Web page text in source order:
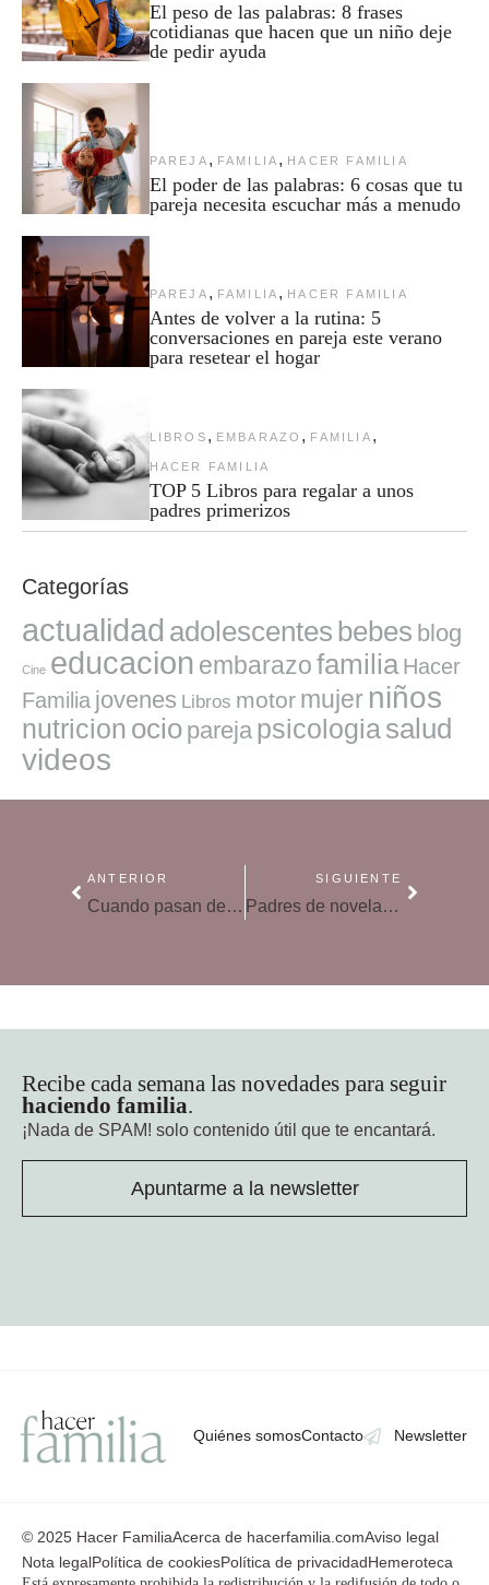
El peso de las palabras: 8 frases
cotidianas que hacen que un niño deje
de pedir ayuda
PAREJA , FAMILIA , HACER FAMILIA
El poder de las palabras: 6 cosas que tu
pareja necesita escuchar más a menudo
PAREJA , FAMILIA , HACER FAMILIA
Antes de volver a la rutina: 5
conversaciones en pareja este verano
para resetear el hogar
LIBROS , EMBARAZO , FAMILIA ,
HACER FAMILIA
TOP 5 Libros para regalar a unos
padres primerizos
Categorías
actualidad adolescentes bebes blog
Cine educacion embarazofamilia Hacer
Familia jovenes Libros motor mujer niños
nutricion ocio pareja psicologiasalud
videos
ANTERIOR
Cuando pasan de jugar a beber y fumar en el parque
SIGUIENTE
Padres de novela: los mejores papás en la literatura
Recibe cada semana las novedades para seguir
haciendo familia.
¡Nada de SPAM! solo contenido útil que te encantará.
Apuntarme a la newsletter
Quiénes somosContacto Newsletter
© 2025 Hacer FamiliaAcerca de hacerfamilia.comAviso legal
Nota legalPolítica de cookiesPolítica de privacidadHemeroteca